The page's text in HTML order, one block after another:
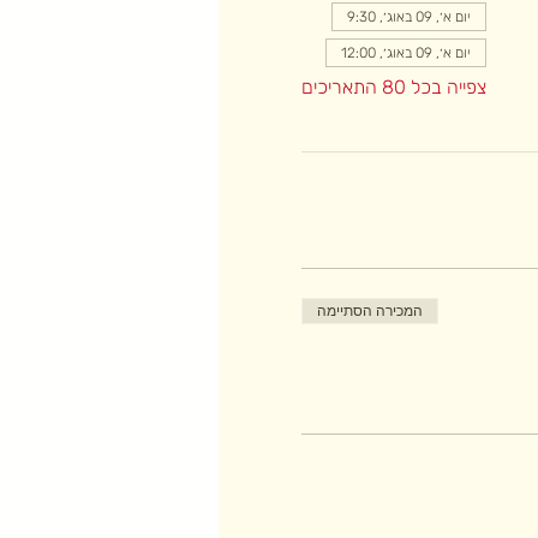
יום א׳, 09 באוג׳, 9:30
יום א׳, 09 באוג׳, 12:00
צפייה בכל 80 התאריכים
המכירה הסתיימה